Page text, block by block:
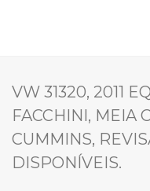
VW 31320, 2011
FACCHINI, MEIA
CUMMINS,
DISPONÍVEIS.